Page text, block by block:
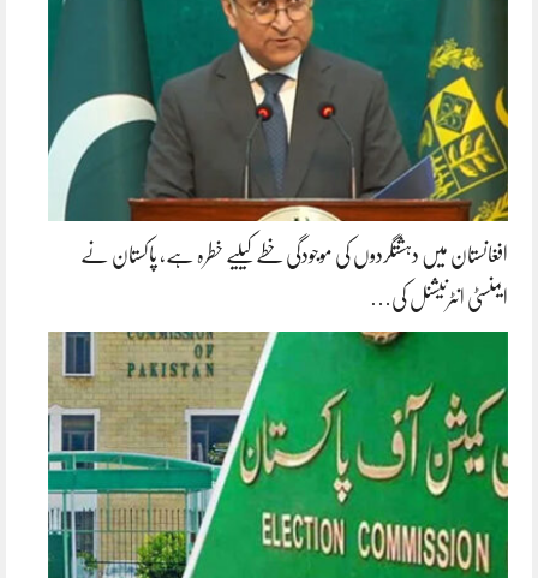
افغانستان میں دہشتگردوں کی موجودگی خطے کیلیے خطرہ ہے، پاکستان نے
ایمنسٹی انٹرنیشنل کی…